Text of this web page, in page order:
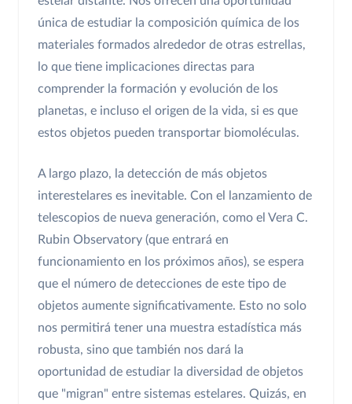
única de estudiar la composición química de los
materiales formados alrededor de otras estrellas,
lo que tiene implicaciones directas para
comprender la formación y evolución de los
planetas, e incluso el origen de la vida, si es que
estos objetos pueden transportar biomoléculas.
A largo plazo, la detección de más objetos
interestelares es inevitable. Con el lanzamiento de
telescopios de nueva generación, como el Vera C.
Rubin Observatory (que entrará en
funcionamiento en los próximos años), se espera
que el número de detecciones de este tipo de
objetos aumente significativamente. Esto no solo
nos permitirá tener una muestra estadística más
robusta, sino que también nos dará la
oportunidad de estudiar la diversidad de objetos
que "migran" entre sistemas estelares. Quizás, en